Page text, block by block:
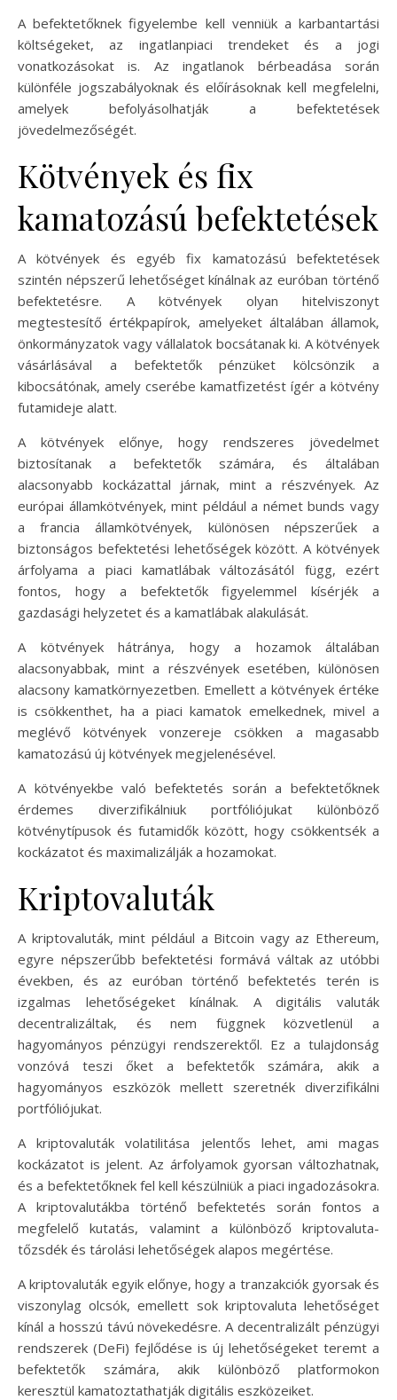
A befektetőknek figyelembe kell venniük a karbantartási
költségeket, az ingatlanpiaci trendeket és a jogi
vonatkozásokat is. Az ingatlanok bérbeadása során
különféle jogszabályoknak és előírásoknak kell megfelelni,
amelyek befolyásolhatják a befektetések
jövedelmezőségét.
Kötvények és fix
kamatozású befektetések
A kötvények és egyéb fix kamatozású befektetések
szintén népszerű lehetőséget kínálnak az euróban történő
befektetésre. A kötvények olyan hitelviszonyt
megtestesítő értékpapírok, amelyeket általában államok,
önkormányzatok vagy vállalatok bocsátanak ki. A kötvények
vásárlásával a befektetők pénzüket kölcsönzik a
kibocsátónak, amely cserébe kamatfizetést ígér a kötvény
futamideje alatt.
A kötvények előnye, hogy rendszeres jövedelmet
biztosítanak a befektetők számára, és általában
alacsonyabb kockázattal járnak, mint a részvények. Az
európai államkötvények, mint például a német bunds vagy
a francia államkötvények, különösen népszerűek a
biztonságos befektetési lehetőségek között. A kötvények
árfolyama a piaci kamatlábak változásától függ, ezért
fontos, hogy a befektetők figyelemmel kísérjék a
gazdasági helyzetet és a kamatlábak alakulását.
A kötvények hátránya, hogy a hozamok általában
alacsonyabbak, mint a részvények esetében, különösen
alacsony kamatkörnyezetben. Emellett a kötvények értéke
is csökkenthet, ha a piaci kamatok emelkednek, mivel a
meglévő kötvények vonzereje csökken a magasabb
kamatozású új kötvények megjelenésével.
A kötvényekbe való befektetés során a befektetőknek
érdemes diverzifikálniuk portfóliójukat különböző
kötvénytípusok és futamidők között, hogy csökkentsék a
kockázatot és maximalizálják a hozamokat.
Kriptovaluták
A kriptovaluták, mint például a Bitcoin vagy az Ethereum,
egyre népszerűbb befektetési formává váltak az utóbbi
években, és az euróban történő befektetés terén is
izgalmas lehetőségeket kínálnak. A digitális valuták
decentralizáltak, és nem függnek közvetlenül a
hagyományos pénzügyi rendszerektől. Ez a tulajdonság
vonzóvá teszi őket a befektetők számára, akik a
hagyományos eszközök mellett szeretnék diverzifikálni
portfóliójukat.
A kriptovaluták volatilitása jelentős lehet, ami magas
kockázatot is jelent. Az árfolyamok gyorsan változhatnak,
és a befektetőknek fel kell készülniük a piaci ingadozásokra.
A kriptovalutákba történő befektetés során fontos a
megfelelő kutatás, valamint a különböző kriptovaluta-
tőzsdék és tárolási lehetőségek alapos megértése.
A kriptovaluták egyik előnye, hogy a tranzakciók gyorsak és
viszonylag olcsók, emellett sok kriptovaluta lehetőséget
kínál a hosszú távú növekedésre. A decentralizált pénzügyi
rendszerek (DeFi) fejlődése is új lehetőségeket teremt a
befektetők számára, akik különböző platformokon
keresztül kamatoztathatják digitális eszközeiket.